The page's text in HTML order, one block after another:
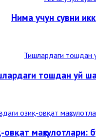
Нима учун сувни
тошдан уй